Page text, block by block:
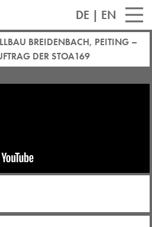
DE | EN
BREIDENBACH, PEITING –
DER STOA169
PEITING – IM